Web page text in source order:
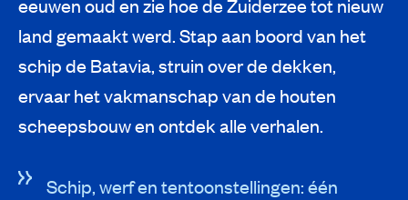
land gemaakt werd. Stap aan boord van het
schip de Batavia, struin over de dekken,
ervaar het vakmanschap van de houten
scheepsbouw en ontdek alle verhalen.
Schip, werf en tentoonstellingen: één